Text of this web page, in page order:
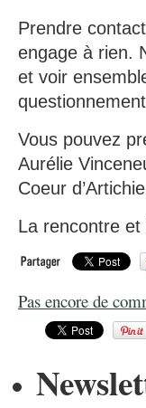
Prendre
engage à rien.
et voir
Vous pouvez
Aurélie
Coeur
La rencontre et
Pas encore de